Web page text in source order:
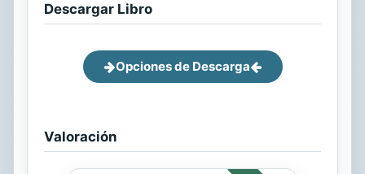
Descargar Libro
Opciones de Descarga
Valoración